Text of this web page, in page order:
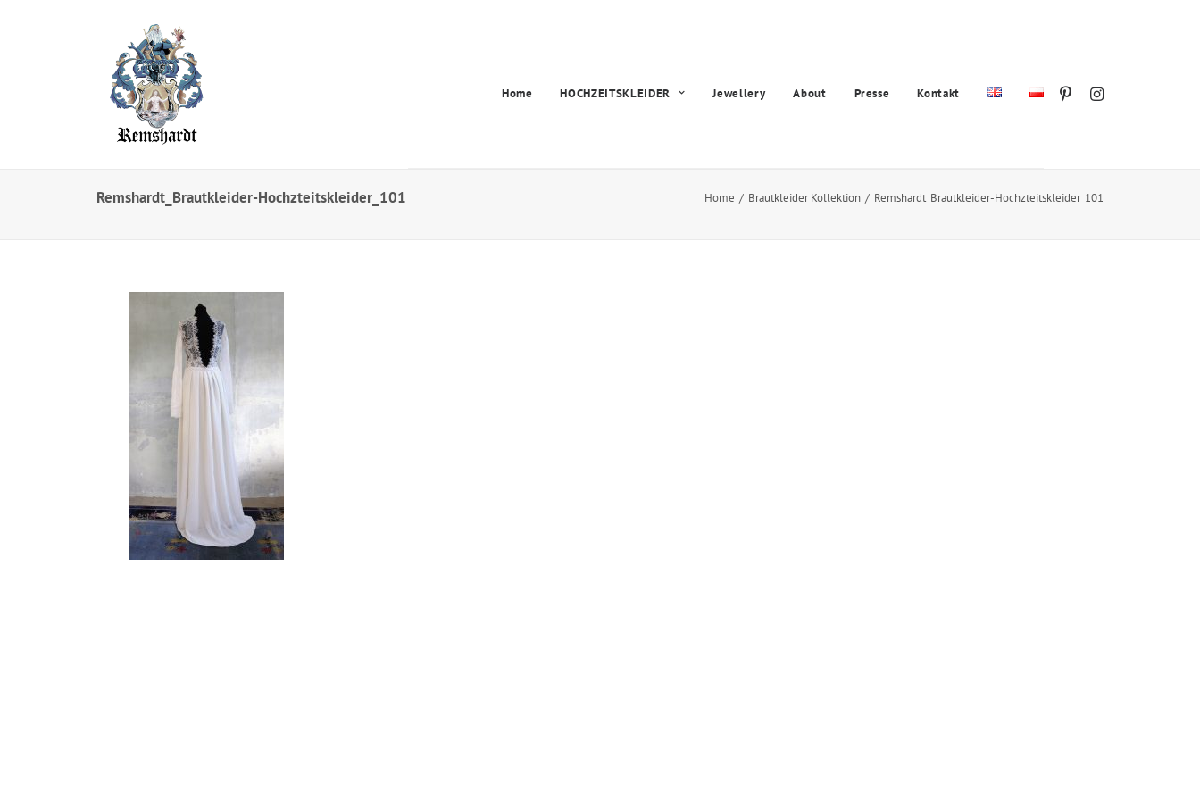
Home HOCHZEITSKLEIDER Jewellery About Presse Kontakt
Remshardt_Brautkleider-Hochzteitskleider_101 Home Brautkleider Kollektion Remshardt_Brautkleider-Hochzteitskleider_101